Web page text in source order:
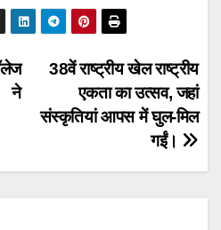
38वें राष्ट्रीय खेल राष्ट्रीय
एकता का उत्सव, जहां
संस्कृतियां आपस में घुल-मिल
गईं।
ने